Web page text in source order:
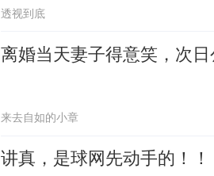
透视到底
离婚当天妻子得意笑，次
来去自如的小章
讲真，是球网先动手的！！